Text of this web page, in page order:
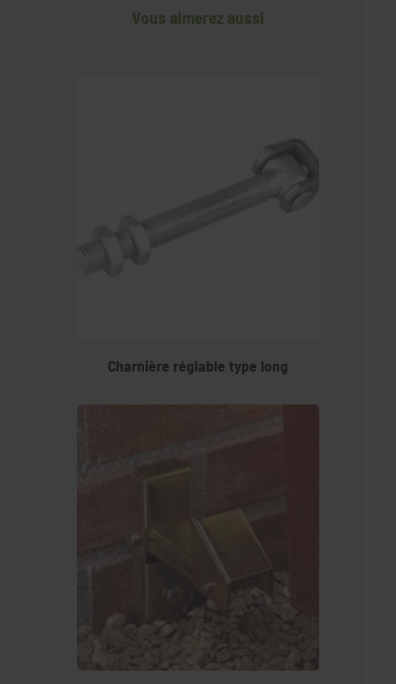
Vous aimerez aussi
Charnière réglable type long